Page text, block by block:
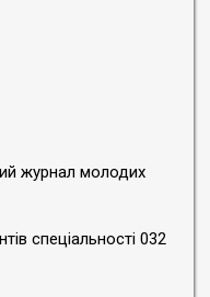
журнал молодих
спеціальності 032